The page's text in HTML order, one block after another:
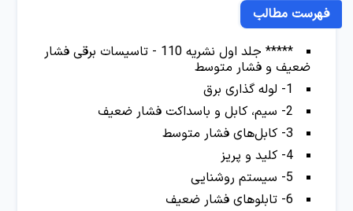
فهرست مطالب
***** جلد اول نشریه 110 - تاسیسات برقی فشار
ضعیف و فشار متوسط
1- لوله گذاری برق
2- سیم، کابل و باسداکت فشار ضعیف
3- کابل‌های فشار متوسط
4- کلید و پریز
5- سیستم روشنایی
6- تابلوهای فشار ضعیف